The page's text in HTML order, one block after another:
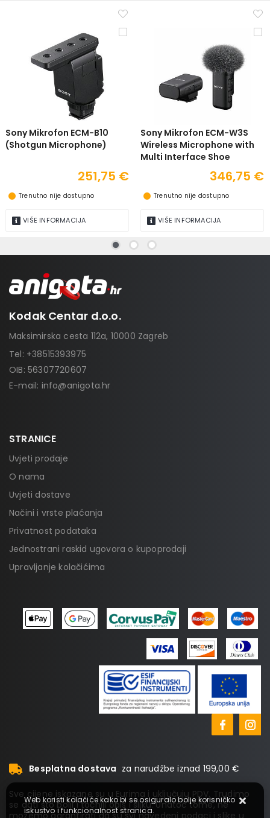
Sony Mikrofon ECM-B10
(Shotgun Microphone)
251,75 €
Trenutno nije dostupno
VIŠE INFORMACIJA
Sony Mikrofon ECM-W3S
Wireless Microphone with
Multi Interface Shoe
346,75 €
Trenutno nije dostupno
VIŠE INFORMACIJA
Kodak Centar d.o.o.
Maksimirska cesta 112a, 10000 Zagreb
Tel: +38515393975
OIB: 56307720607
E-mail: info@anigota.hr
STRANICE
Uvjeti prodaje
O nama
Uvjeti dostave
Načini i vrste plaćanja
Privatnost podataka
Jednostrani raskid ugovora o kupoprodaji
Upravljanje kolačićima
Besplatna dostava za narudžbe iznad 199,00 €
Sve cijene iskazane su u Eurima i uključuju PDV. Trudimo
se dati što bolji i točniji opis i sliku. Unatoč tome, ne
možemo garantirati da su svi navedeni podaci i slike u
Web koristi kolačiće kako bi se osiguralo bolje korisničko
iskustvo i funkcionalnost stranica.